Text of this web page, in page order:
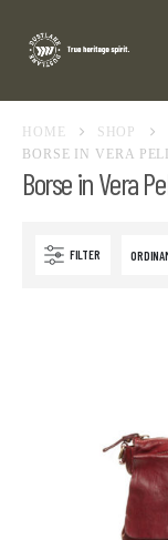
HOME
SHOP
BORSE IN VERA
Borse in Vera
FILTER